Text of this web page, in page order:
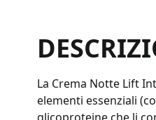
La Crema Notte Lift
elementi essenziali